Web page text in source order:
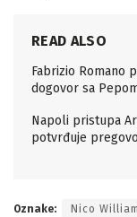
READ ALSO
Fabrizio Romano
dogovor sa
Napoli pristupa
potvrđuje
Oznake: Nico